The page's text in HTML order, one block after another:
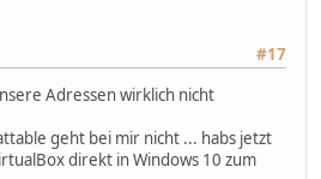
#17
Adressen wirklich nicht
geht bei mir nicht ... habs jetzt
direkt in Windows 10 zum